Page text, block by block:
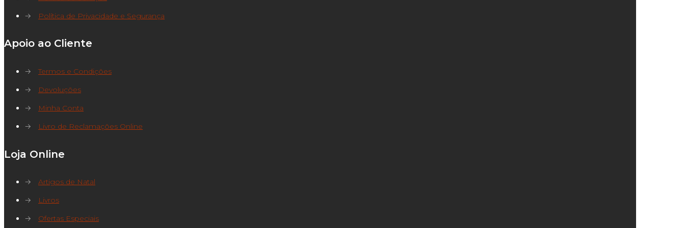
→
Política de Privacidade e Segurança
Apoio ao Cliente
→
Termos e Condições
→
Devoluções
→
Minha Conta
→
Livro de Reclamações Online
Loja Online
→
Artigos de Natal
→
Livros
→
Ofertas Especiais